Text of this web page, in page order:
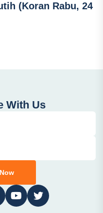
(Koran Rabu, 24
With Us